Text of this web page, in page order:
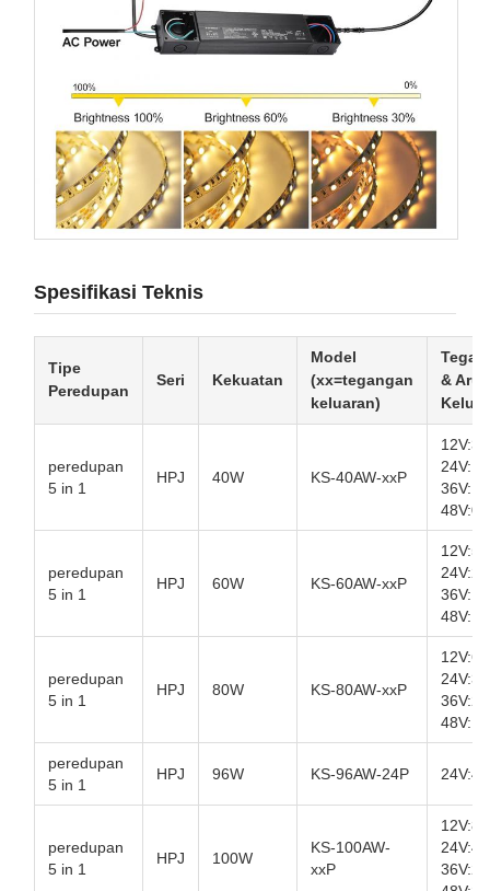
Spesifikasi Teknis
Tipe
Peredupan
Seri Kekuatan
Model
(xx=tegangan
keluaran)
& Arus
peredupan
5 in 1
HPJ 40W KS-40AW-xxP
peredupan
5 in 1
HPJ 60W KS-60AW-xxP
peredupan
5 in 1
HPJ 80W KS-80AW-xxP
peredupan
5 in 1
HPJ 96W KS-96AW-24P 24V:4A
peredupan
5 in 1
HPJ 100W
KS-100AW-
xxP